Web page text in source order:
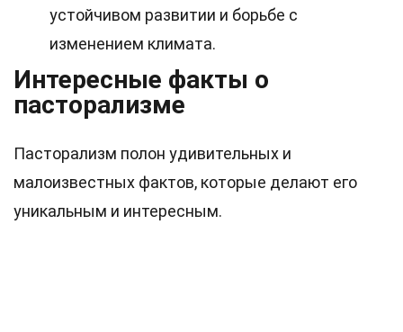
устойчивом развитии и борьбе с
изменением климата.
Интересные факты о
пасторализме
Пасторализм полон удивительных и
малоизвестных фактов, которые делают его
уникальным и интересным.